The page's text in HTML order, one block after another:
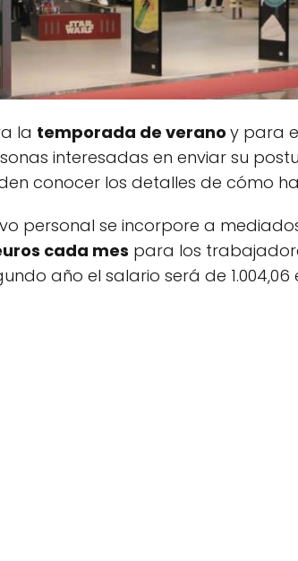
la temporada de verano y para
interesadas en enviar su
conocer los detalles de cómo
personal se incorpore a
cada mes para los
año el salario será de